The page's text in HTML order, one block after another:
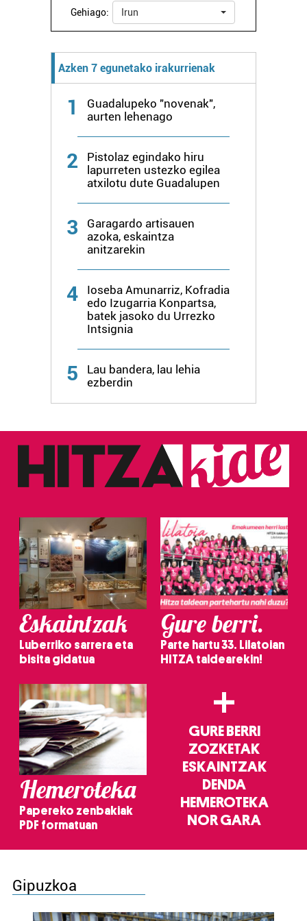
Gehiago: Irun
Azken 7 egunetako irakurrienak
1
Guadalupeko "novenak",
aurten lehenago
2
Pistolaz egindako hiru
lapurreten ustezko egilea
atxilotu dute Guadalupen
3
Garagardo artisauen
azoka, eskaintza
anitzarekin
4
Ioseba Amunarriz, Kofradia
edo Izugarria Konpartsa,
batek jasoko du Urrezko
Intsignia
5
Lau bandera, lau lehia
ezberdin
Eskaintzak
Luberriko sarrera eta
bisita gidatua
Gure berri.
Parte hartu 33. Lilatoian
HITZA taldearekin!
Hemeroteka
Papereko zenbakiak
PDF formatuan
+
GURE BERRI
ZOZKETAK
ESKAINTZAK
DENDA
HEMEROTEKA
NOR GARA
Gipuzkoa